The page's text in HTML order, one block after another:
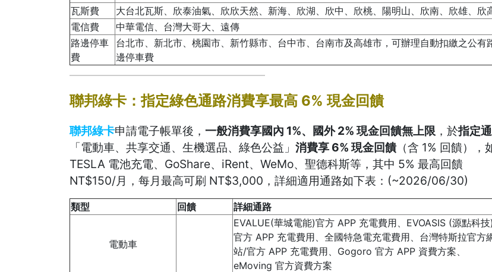
瓦斯費
大台北瓦斯、欣泰油氣、欣欣天然、新海、欣湖、欣中、欣桃、陽明山、欣南、欣雄、欣
電信費
中華電信、台灣大哥大、遠傳
路邊停車
費
台北市、新北市、桃園市、新竹縣市、台中市、台南市及高雄市，可辦理自動扣繳之公有
邊停車費
聯邦綠卡：指定綠色通路消費享最高 6% 現金回饋
聯邦綠卡申請電子帳單後， 一般消費享國內 1%、國外 2% 現金回饋無上限 ，於指定
「電動車、共享交通、生機選品、綠色公益」 消費享 6% 現金回饋（含 1% 回饋），
TESLA 電池充電、GoShare、iRent、WeMo、聖德科斯等，其中 5% 最高回饋
NT$150/月，每月最高可刷 NT$3,000，詳細適用通路如下表：(~2026/06/30)
類型 回饋 詳細通路
電動車
EVALUE(華城電能)官方 APP 充電費用、EVOASIS (源點科技)
官方 APP 充電費用、全國特急電充電費用、台灣特斯拉官方
站/官方 APP 充電費用、Gogoro 官方 APP 資費方案、
eMoving 官方資費方案